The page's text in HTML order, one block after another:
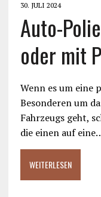
30. JULI 2024
Auto-
oder mit
Wenn es um eine
Besonderen um
Fahrzeugs geht,
die einen auf
WEITERLESEN